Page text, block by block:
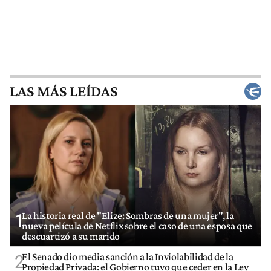
LAS MÁS LEÍDAS
1La historia real de "Elize: Sombras de una mujer", la
nueva película de Netflix sobre el caso de una esposa que
descuartizó a su marido
2El Senado dio media sanción a la Inviolabilidad de la
Propiedad Privada: el Gobierno tuvo que ceder en la Ley